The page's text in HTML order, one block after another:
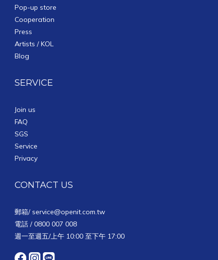
Pop-up store
Cooperation
Press
Artists / KOL
Blog
SERVICE
Join us
FAQ
SGS
Service
Privacy
CONTACT US
郵箱/ service@openit.com.tw
電話 / 0800 007 008
週一至週五/上午 10:00 至下午 17:00